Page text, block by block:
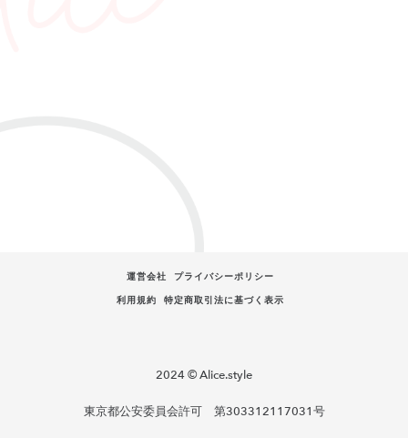
運営会社
プライバシーポリシー
利用規約
特定商取引法に基づく表示
2024 © Alice.style
東京都公安委員会許可 第303312117031号